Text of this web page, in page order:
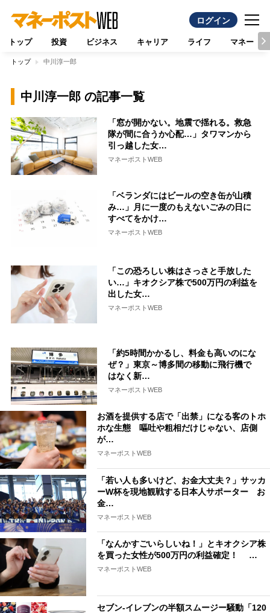
ログイン
トップ 投資 ビジネス キャリア ライフ マネー
トップ 中川淳一郎
中川淳一郎 の記事一覧
「窓が開かない。地震で揺れる。救急
隊が間に合うか心配…」タワマンから
引っ越した女…
マネーポストWEB
「ベランダにはビールの空き缶が山積
み…」月に一度のもえないごみの日に
すべてをかけ…
マネーポストWEB
「この恐ろしい株はさっさと手放した
い…」キオクシア株で500万円の利益を
出した女…
マネーポストWEB
「約5時間かかるし、料金も高いのにな
ぜ？」東京～博多間の移動に飛行機で
はなく新…
マネーポストWEB
お酒を提供する店で「出禁」になる客のトホ
ホな生態 嘔吐や粗相だけじゃない、店側
が…
マネーポストWEB
「若い人も多いけど、お金大丈夫？」サッカ
ーW杯を現地観戦する日本人サポーター お
金…
マネーポストWEB
「なんかすごいらしいね！」とキオクシア株
を買った女性が500万円の利益確定！ …
マネーポストWEB
セブン-イレブンの半額スムージー騒動「120